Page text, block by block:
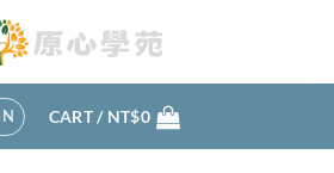
CART / NT$0